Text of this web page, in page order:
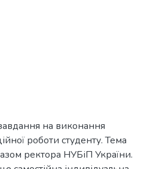
на виконання
роботи студенту. Тема
ректора НУБіП України.